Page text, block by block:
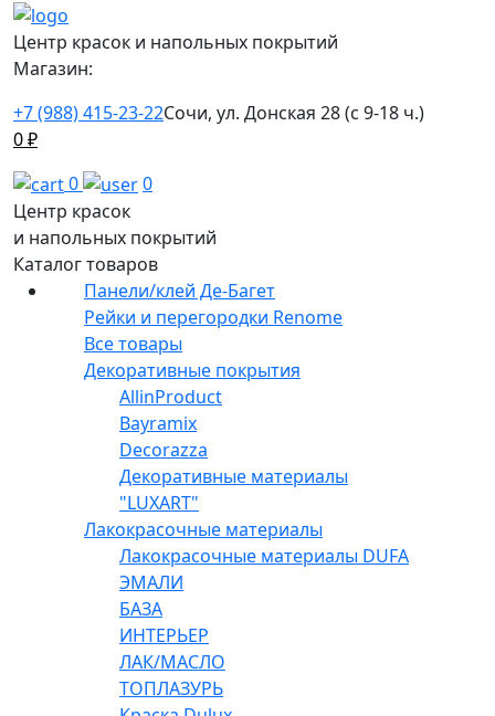
Центр красок и напольных покрытий
Магазин:
+7 (988) 415-23-22Сочи, ул. Донская 28 (с 9-18 ч.)
0₽
0
0
Центр красок
и напольных покрытий
Каталог товаров
Панели/клей Де-Багет
Рейки и перегородки Renome
Все товары
Декоративные покрытия
AllinProduct
Bayramix
Decorazza
Декоративные материалы
"LUXART"
Лакокрасочные материалы
Лакокрасочные материалы DUFA
ЭМАЛИ
БАЗА
ИНТЕРЬЕР
ЛАК/МАСЛО
ТОПЛАЗУРЬ